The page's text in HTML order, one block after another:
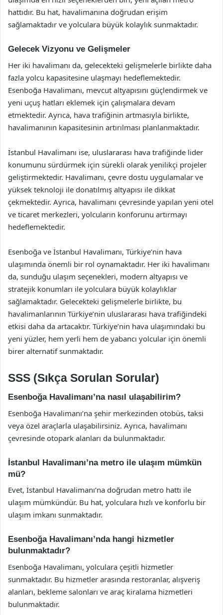
hattıdır. Bu hat, havalimanına doğrudan erişim
sağlamaktadır ve yolculara büyük kolaylık sunmaktadır.
Gelecek Vizyonu ve Gelişmeler
Her iki havalimanı da, gelecekteki gelişmelerle birlikte daha
fazla yolcu kapasitesine ulaşmayı hedeflemektedir.
Esenboğa Havalimanı, mevcut altyapısını güçlendirmek ve
yeni uçuş hatları eklemek için çalışmalara devam
etmektedir. Ayrıca, hava trafiğinin artmasıyla birlikte,
havalimanının kapasitesinin artırılması planlanmaktadır.
İstanbul Havalimanı ise, uluslararası hava trafiğinde lider
konumunu sürdürmek için sürekli olarak yenilikçi projeler
geliştirmektedir. Havalimanı, çevre dostu uygulamalar ve
yüksek teknoloji ile donatılmış altyapısı ile dikkat
çekmektedir. Ayrıca, havalimanı çevresinde yapılan yeni otel
ve ticaret merkezleri, yolcuların konforunu artırmayı
hedeflemektedir.
Esenboğa ve İstanbul Havalimanı, Türkiye’nin hava
ulaşımında önemli bir rol oynamaktadır. Her iki havalimanı
da, sunduğu ulaşım seçenekleri, modern altyapısı ve
stratejik konumları ile yolculara büyük kolaylıklar
sağlamaktadır. Gelecekteki gelişmelerle birlikte, bu
havalimanlarının Türkiye’nin uluslararası hava trafiğindeki
etkisi daha da artacaktır. Türkiye’nin hava ulaşımındaki bu
yeni yüzler, hem yerli hem de yabancı yolcular için önemli
birer alternatif sunmaktadır.
SSS (Sıkça Sorulan Sorular)
Esenboğa Havalimanı’na nasıl ulaşabilirim?
Esenboğa Havalimanı’na şehir merkezinden otobüs, taksi
veya özel araçlarla ulaşabilirsiniz. Ayrıca, havalimanı
çevresinde otopark alanları da bulunmaktadır.
İstanbul Havalimanı’na metro ile ulaşım mümkün
mü?
Evet, İstanbul Havalimanı’na doğrudan metro hattı ile
ulaşım mümkündür. Bu hat, yolculara hızlı ve konforlu bir
ulaşım imkanı sunmaktadır.
Esenboğa Havalimanı’nda hangi hizmetler
bulunmaktadır?
Esenboğa Havalimanı, yolculara çeşitli hizmetler
sunmaktadır. Bu hizmetler arasında restoranlar, alışveriş
alanları, bekleme salonları ve araç kiralama hizmetleri
bulunmaktadır.